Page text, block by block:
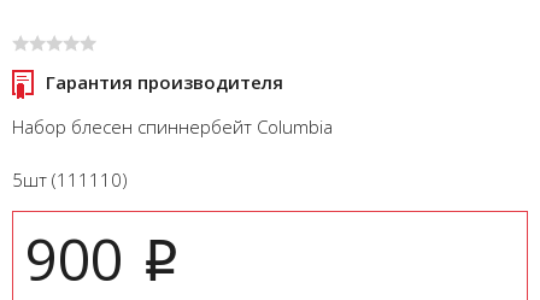
Гарантия производителя
Набор блесен спиннербейт Columbia
5шт (111110)
900 i